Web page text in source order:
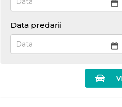
Data predarii